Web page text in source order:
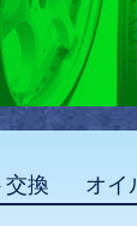
交換 オイ